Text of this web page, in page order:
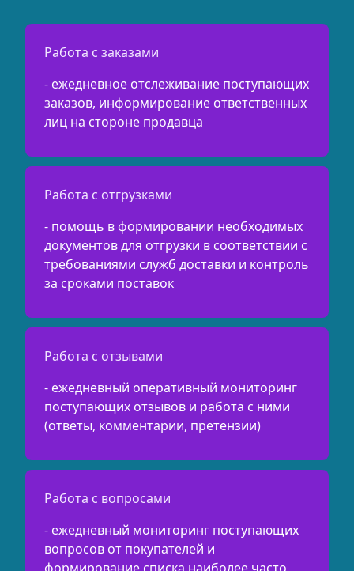
Работа с заказами
- ежедневное отслеживание поступающих
заказов, информирование ответственных
лиц на стороне продавца
Работа с отгрузками
- помощь в формировании необходимых
документов для отгрузки в соответствии с
требованиями служб доставки и контроль
за сроками поставок
Работа с отзывами
- ежедневный оперативный мониторинг
поступающих отзывов и работа с ними
(ответы, комментарии, претензии)
Работа с вопросами
- ежедневный мониторинг поступающих
вопросов от покупателей и